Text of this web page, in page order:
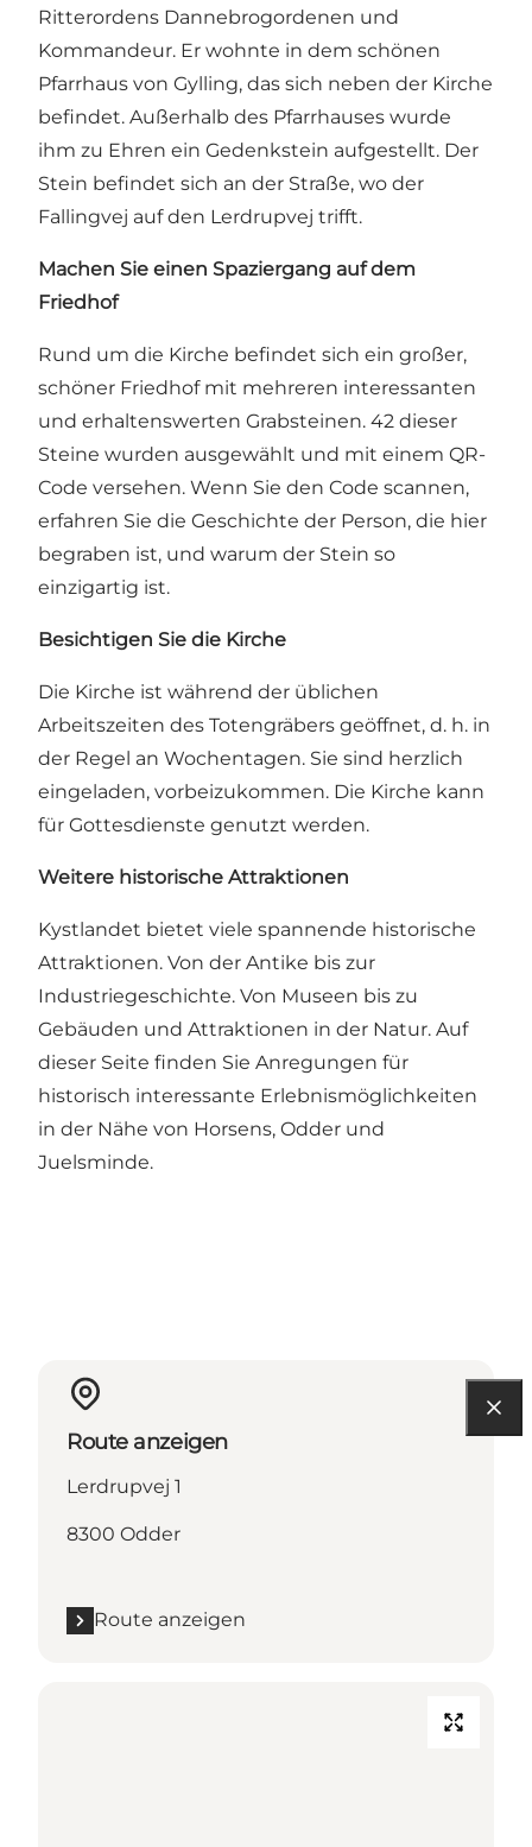
Ritterordens Dannebrogordenen und
Kommandeur. Er wohnte in dem schönen
Pfarrhaus von Gylling, das sich neben der Kirche
befindet. Außerhalb des Pfarrhauses wurde
ihm zu Ehren ein Gedenkstein aufgestellt. Der
Stein befindet sich an der Straße, wo der
Fallingvej auf den Lerdrupvej trifft.
Machen Sie einen Spaziergang auf dem
Friedhof
Rund um die Kirche befindet sich ein großer,
schöner Friedhof mit mehreren interessanten
und erhaltenswerten Grabsteinen. 42 dieser
Steine wurden ausgewählt und mit einem QR-
Code versehen. Wenn Sie den Code scannen,
erfahren Sie die Geschichte der Person, die hier
begraben ist, und warum der Stein so
einzigartig ist.
Besichtigen Sie die Kirche
Die Kirche ist während der üblichen
Arbeitszeiten des Totengräbers geöffnet, d. h. in
der Regel an Wochentagen. Sie sind herzlich
eingeladen, vorbeizukommen. Die Kirche kann
für Gottesdienste genutzt werden.
Weitere historische Attraktionen
Kystlandet bietet viele spannende historische
Attraktionen. Von der Antike bis zur
Industriegeschichte. Von Museen bis zu
Gebäuden und Attraktionen in der Natur. Auf
dieser Seite finden Sie Anregungen für
historisch interessante Erlebnismöglichkeiten
in der Nähe von Horsens, Odder und
Juelsminde.
Route anzeigen
Lerdrupvej 1
8300 Odder
Route anzeigen